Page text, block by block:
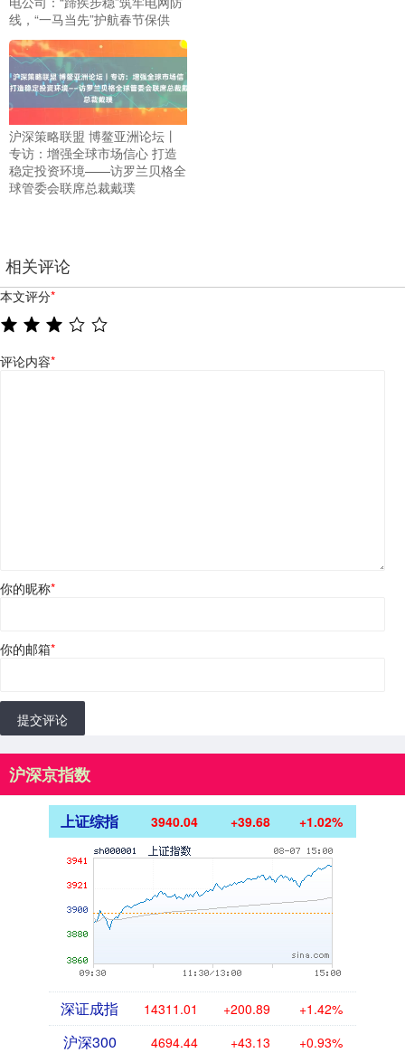
线，“一马当先”护航春节保供
沪深策略联盟 博鳌亚洲论坛丨
专访：增强全球市场信心 打造
稳定投资环境——访罗兰贝格全
球管委会联席总裁戴璞
相关评论
本文评分*
评论内容*
你的昵称*
你的邮箱*
提交评论
沪深京指数
上证综指 3940.04 +39.68 +1.02%
深证成指 14311.01 +200.89 +1.42%
沪深300 4694.44 +43.13 +0.93%